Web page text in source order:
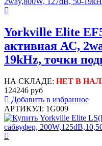
Yorkville Elite
активная АС,
19kHz, точки
НА СКЛАДЕ: НЕТ В
124246 руб
Добавить в избранное
АРТИКУЛ: 1G009